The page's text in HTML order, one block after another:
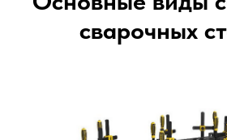
сварочных